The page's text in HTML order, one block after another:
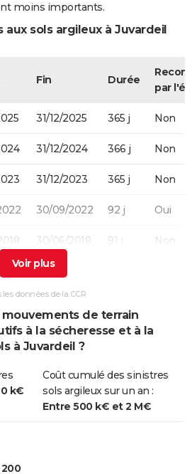
moins importants.
aux sols argileux à Juvardeil
Fin Durée
par
31/12/2025 365 j Non
31/12/2024 366 j Non
31/12/2023 365 j Non
30/09/2022 92 j Oui
30/06/2018 91 j Non
31/10/2009 153 j
31/12/2002 184 j
données de la CCR
de terrain
à la sécheresse et à la
à Juvardeil ?
k€
Coût cumulé des sinistres
sols argileux sur un an :
Entre 500 k€ et 2 M€